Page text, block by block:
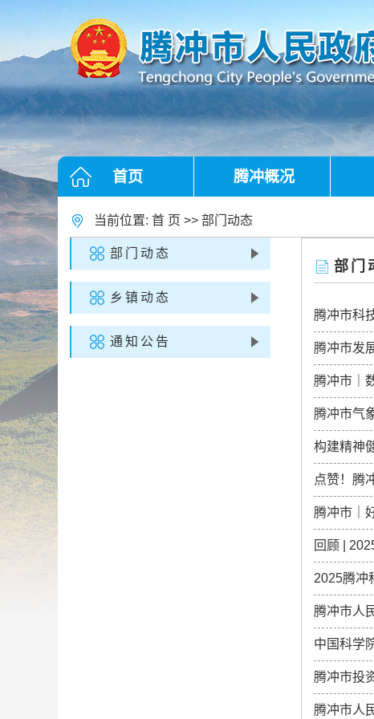
首页 腾冲概况
当前位置: 首 页 >> 部门动态
部门
腾冲市科
腾冲市发
腾冲市｜
腾冲市气
构建精神
点赞！腾
腾冲市｜
回顾 |
2025腾冲
腾冲市人
中国科学
腾冲市投
腾冲市人
部门动态
乡镇动态
通知公告